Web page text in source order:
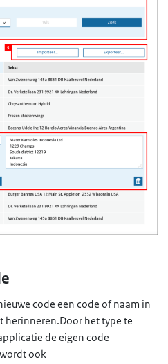
code een code of naam in
herinneren.Door het type te
de eigen code
ook